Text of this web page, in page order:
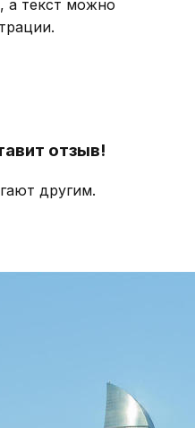
а текст можно
отзыв!
другим.